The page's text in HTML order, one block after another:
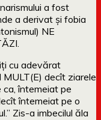
a fost
a derivat și fobia
NE
cu adevărat
MULT(E) decît ziarele
ca, întemeiat pe
întemeiat pe o
Zis-a imbecilul ăla